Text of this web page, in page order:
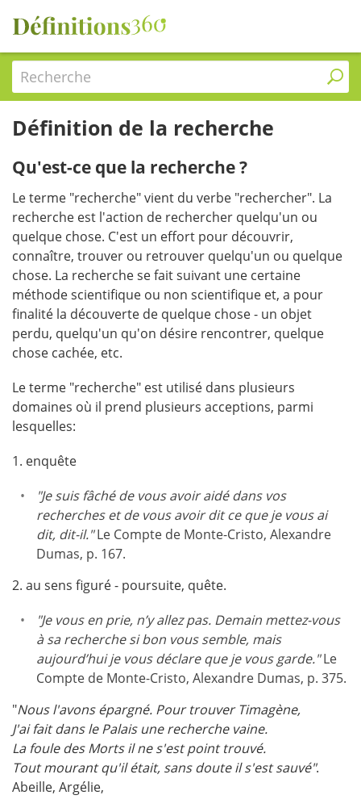
Recherche
Définition de la recherche
Qu'est-ce que la recherche ?
Le terme "recherche" vient du verbe "rechercher". La
recherche est l'action de rechercher quelqu'un ou
quelque chose. C'est un effort pour découvrir,
connaître, trouver ou retrouver quelqu'un ou quelque
chose. La recherche se fait suivant une certaine
méthode scientifique ou non scientifique et, a pour
finalité la découverte de quelque chose - un objet
perdu, quelqu'un qu'on désire rencontrer, quelque
chose cachée, etc.
Le terme "recherche" est utilisé dans plusieurs
domaines où il prend plusieurs acceptions, parmi
lesquelles:
1. enquête
"Je suis fâché de vous avoir aidé dans vos
recherches et de vous avoir dit ce que je vous ai
dit, dit-il."Le Compte de Monte-Cristo, Alexandre
Dumas, p. 167.
2. au sens figuré - poursuite, quête.
"Je vous en prie, n’y allez pas. Demain mettez-vous
à sa recherche si bon vous semble, mais
aujourd’hui je vous déclare que je vous garde."Le
Compte de Monte-Cristo, Alexandre Dumas, p. 375.
"Nous l'avons épargné. Pour trouver Timagène,
J'ai fait dans le Palais une recherche vaine.
La foule des Morts il ne s'est point trouvé.
Tout mourant qu'il était, sans doute il s'est sauvé".
Abeille, Argélie,